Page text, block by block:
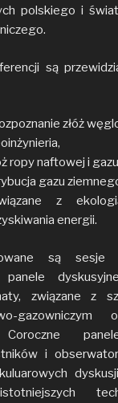
polskiego i
są
złóż
ropy naftowej i
gazu
z
energii.
są sesje
panele
związane z
gazowniczym
Coroczne
i